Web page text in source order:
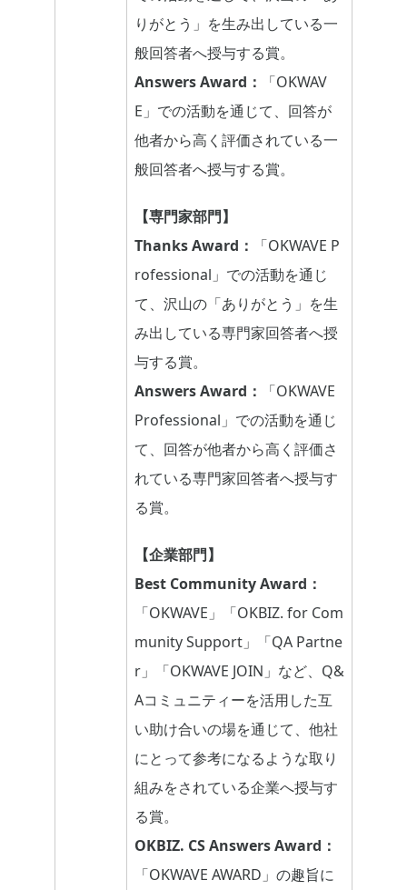
りがとう」を生み出している一
般回答者へ授与する賞。
Answers Award：
「OKWAV
E」での活動を通じて、回答が
他者から高く評価されている一
般回答者へ授与する賞。
【専門家部門】
Thanks Award：
「OKWAVE P
rofessional」での活動を通じ
て、沢山の「ありがとう」を生
み出している専門家回答者へ授
与する賞。
Answers Award：
「OKWAVE
Professional」での活動を通じ
て、回答が他者から高く評価さ
れている専門家回答者へ授与す
る賞。
【企業部門】
Best Community Award：
「OKWAVE」「OKBIZ. for Com
munity Support」「QA Partne
r」「OKWAVE JOIN」など、Q&
Aコミュニティーを活用した互
い助け合いの場を通じて、他社
にとって参考になるような取り
組みをされている企業へ授与す
る賞。
OKBIZ. CS Answers Award：
「OKWAVE AWARD」の趣旨に